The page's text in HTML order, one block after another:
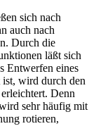
sich nach
auch nach
Durch die
läßt sich
Entwerfen eines
wird durch den
Denn
sehr häufig mit
rotieren,